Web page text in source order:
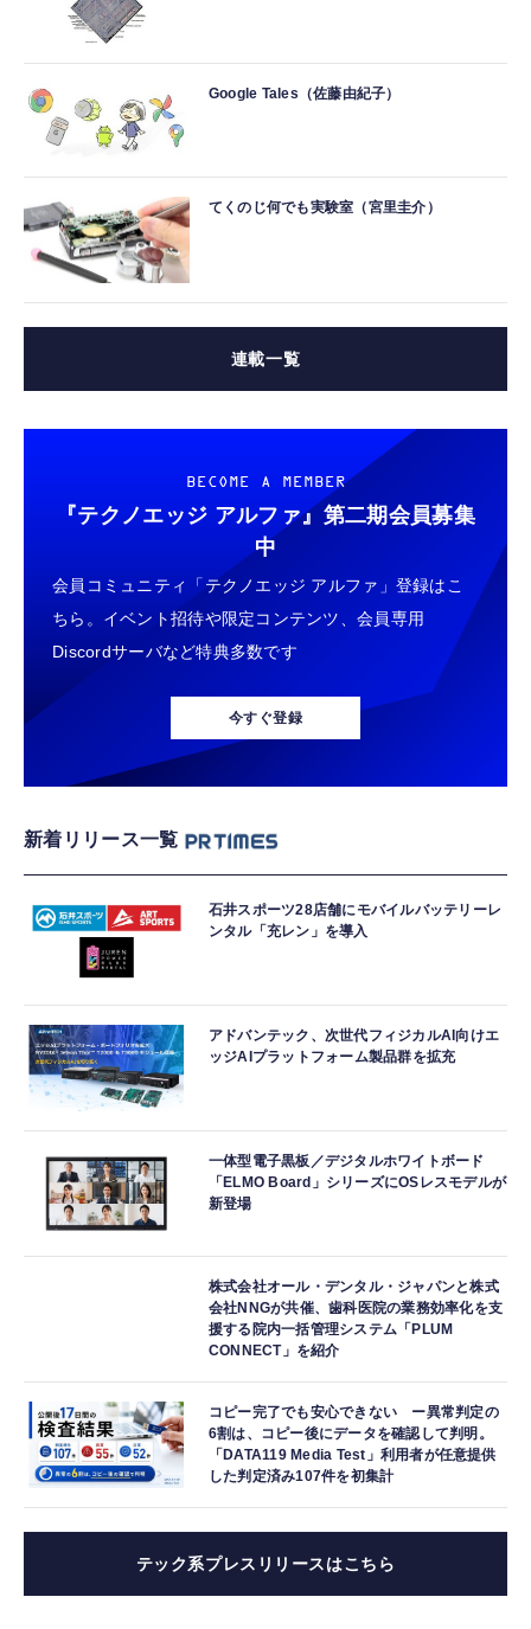
Google Tales（佐藤由紀子）
てくのじ何でも実験室（宮里圭介）
連載一覧
BECOME A MEMBER
『テクノエッジ アルファ』 第二期会員募集
中
会員コミュニティ「テクノエッジ アルファ」登録はこ
ちら。イベント招待や限定コンテンツ、会員専用
Discordサーバなど特典多数です
今すぐ登録
新着リリース一覧
石井スポーツ28店舗にモバイルバッテリーレ
ンタル「充レン」を導入
アドバンテック、次世代フィジカルAI向けエ
ッジAIプラットフォーム製品群を拡充
一体型電子黒板／デジタルホワイトボード
「ELMO Board」シリーズにOSレスモデルが
新登場
株式会社オール・デンタル・ジャパンと株式
会社NNGが共催、歯科医院の業務効率化を支
援する院内一括管理システム「PLUM
CONNECT」を紹介
コピー完了でも安心できない ー異常判定の
6割は、コピー後にデータを確認して判明。
「DATA119 Media Test」利用者が任意提供
した判定済み107件を初集計
テック系プレスリリースはこちら